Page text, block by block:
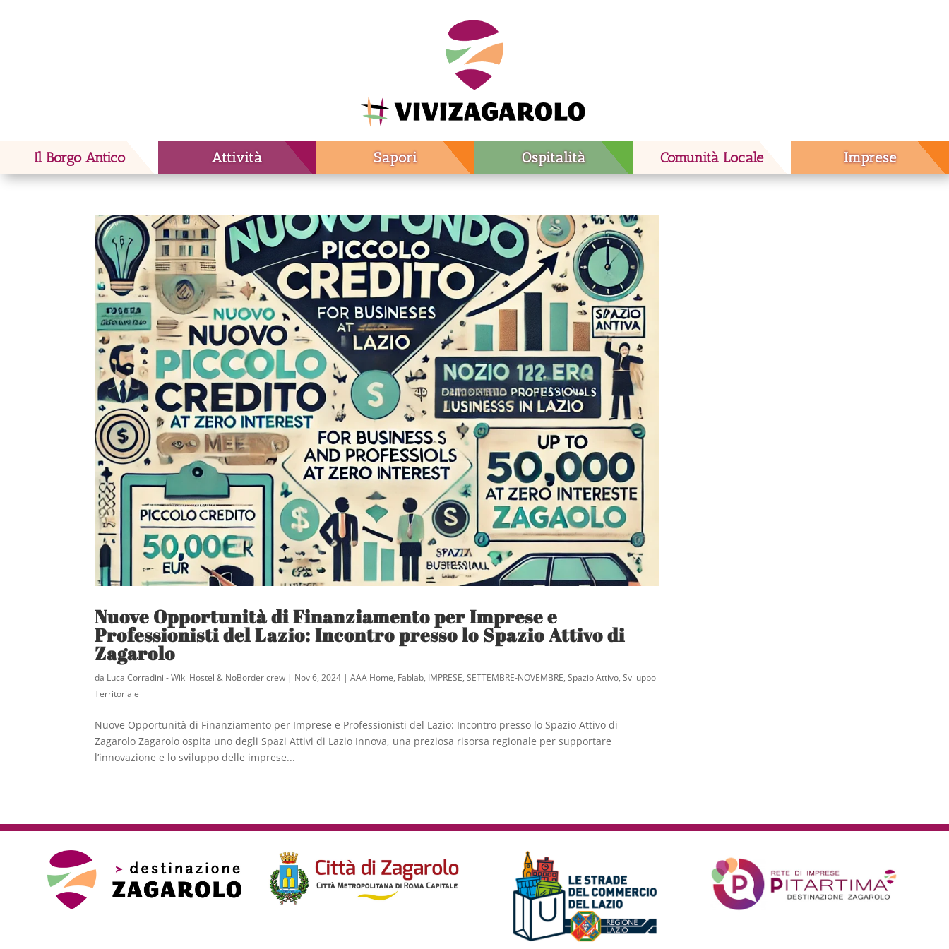
Il Borgo Antico Attività Sapori Ospitalità Comunità Locale Imprese
Nuove Opportunità di Finanziamento per Imprese e
Professionisti del Lazio: Incontro presso lo Spazio Attivo di
Zagarolo
da Luca Corradini - Wiki Hostel & NoBorder crew | Nov 6, 2024 |AAA Home, Fablab, IMPRESE,SETTEMBRE-NOVEMBRE,Spazio Attivo,Sviluppo
Territoriale
Nuove Opportunità di Finanziamento per Imprese e Professionisti del Lazio: Incontro presso lo Spazio Attivo di
Zagarolo Zagarolo ospita uno degli Spazi Attivi di Lazio Innova, una preziosa risorsa regionale per supportare
l’innovazione e lo sviluppo delle imprese...